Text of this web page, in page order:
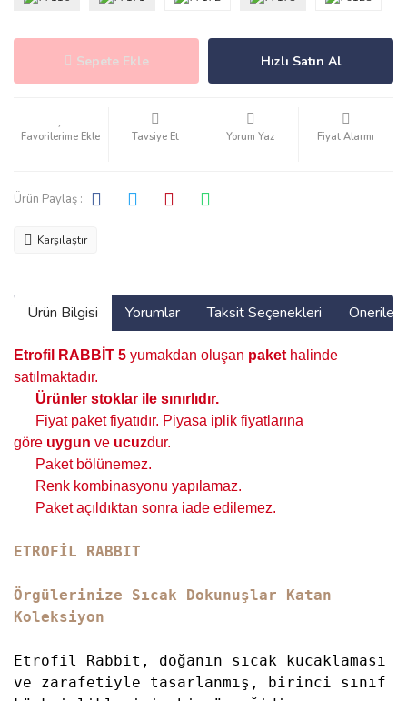
Sepete Ekle Hızlı Satın Al
Tavsiye Et Yorum Yaz Fiyat Alarmı
Ürün Paylaş :
Karşılaştır
Ürün Bilgisi Yorumlar Taksit Seçenekleri
Etrofil RABBİT 5 yumakdan oluşan pakethalinde
satılmaktadır.
Ürünler stoklar ile sınırlıdır.
Fiyat paket fiyatıdır. Piyasa iplik fiyatlarına
göre uygun ve ucuzdur.
Paket bölünemez.
Renk kombinasyonu yapılamaz.
Paket açıldıktan sonra iade edilemez.
ETROFİL RABBIT
Örgülerinize Sıcak Dokunuşlar Katan
Koleksiyon
Etrofil Rabbit, doğanın sıcak kucaklaması
ve zarafetiyle tasarlanmış, birinci sınıf